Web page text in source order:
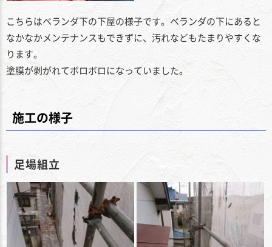
こちらはベランダ下の下屋の様子です。ベランダの下にあると
なかなかメンテナンスもできずに、汚れなどもたまりやすくな
ります。
塗膜が剥がれてボロボロになっていました。
施工の様子
足場組立